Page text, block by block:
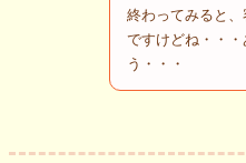
終わってみると
ですけどね・・
う・・・